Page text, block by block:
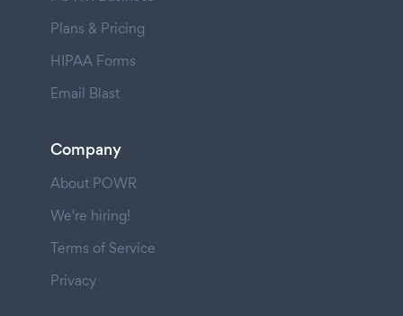
Plans & Pricing
HIPAA Forms
Email Blast
Company
About POWR
We're hiring!
Terms of Service
Privacy